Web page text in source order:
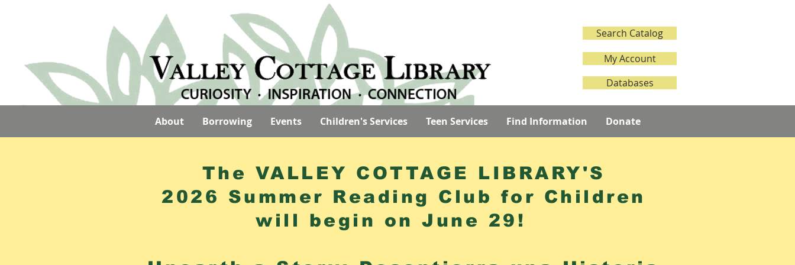
Search Catalog
My Account
Databases
About Borrowing Events Children's Services Teen Services Find Information Donate
The VALLEY COTTAGE LIBRARY'S
2026 Summer Reading Club for Children
will begin on June 29!